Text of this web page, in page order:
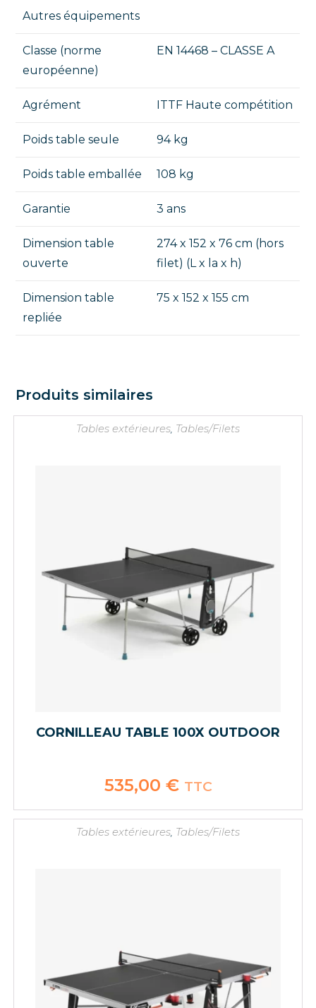
Autres équipements
Classe (norme
européenne)
EN 14468 – CLASSE A
Agrément ITTF Haute compétition
Poids table seule 94 kg
Poids table emballée 108 kg
Garantie 3 ans
Dimension table
ouverte
274 x 152 x 76 cm (hors
filet) (L x la x h)
Dimension table
repliée
75 x 152 x 155 cm
Produits similaires
Tables extérieures, Tables/Filets
CORNILLEAU TABLE 100X OUTDOOR
535,00 € TTC
Tables extérieures, Tables/Filets